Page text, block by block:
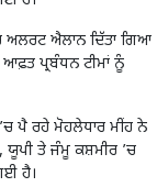
ਅਲਰਟ ਐਲਾਨ ਦਿੱਤਾ ਗਿਆ
ਪ੍ਰਬੰਧਨ ਟੀਮਾਂ ਨੂੰ
ਪੈ ਰਹੇ ਮੋਹਲੇਧਾਰ ਮੀਂਹ ਨੇ
ਯੂਪੀ ਤੇ ਜੰਮੂ ਕਸ਼ਮੀਰ ’ਚ
ਹੈ।